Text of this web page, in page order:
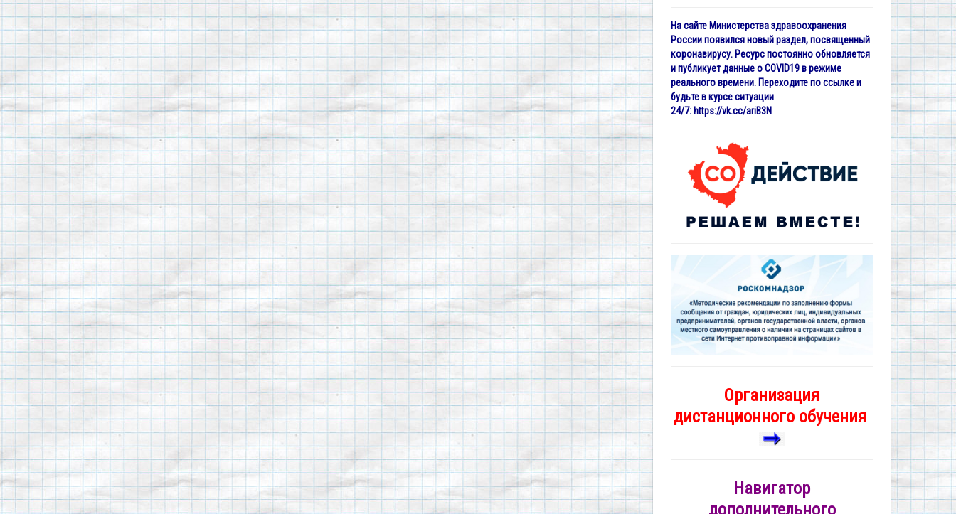
На сайте Министерства здравоохранения
России появился новый раздел, посвященный
коронавирусу. Ресурс постоянно обновляется
и публикует данные о COVID19 в режиме
реального времени. Переходите по ссылке и
будьте в курсе ситуации
24/7: https://vk.cc/ariB3N
Организация
дистанционного обучения
Навигатор
дополнительного